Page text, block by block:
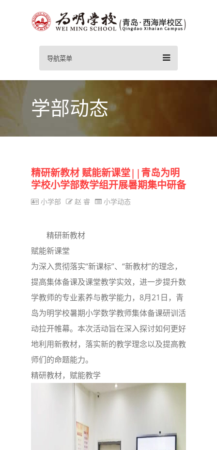
导航菜单
学部动态
精研新教材 赋能新课堂||青岛为明
学校小学部数学组开展暑期集中研备
小学部 赵 睿 小学动态
精研新教材
赋能新课堂
为深入贯彻落实“新课标”、“新教材”的理念，
提高集体备课及课堂教学实效，进一步提升数
学教师的专业素养与教学能力，8月21日，青
岛为明学校暑期小学数学教师集体备课研训活
动拉开帷幕。本次活动旨在深入探讨如何更好
地利用新教材，落实新的教学理念以及提高教
师们的命题能力。
精研教材，赋能教学